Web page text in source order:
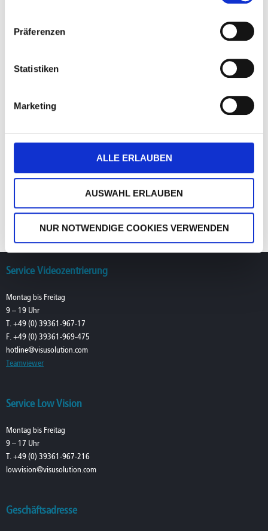
Präferenzen
Statistiken
Marketing
ALLE ERLAUBEN
AUSWAHL ERLAUBEN
NUR NOTWENDIGE COOKIES VERWENDEN
– Lizenzaktivierungen und Freischaltungen
Buchhaltung sind in unseren
Ab dem 2. Januar 2024 sind wir wieder in
Geschäftszeiten für Sie da.
Nutzen auch Sie die Zeit für entschleunigte
Ihr visuSolution Team
Service Videozentrierung
Montag bis Freitag
9 – 19 Uhr
T. +49 (0) 39361-967-17
F. +49 (0) 39361-969-475
hotline@visusolution.com
Teamviewer
Service Low Vision
Montag bis Freitag
9 – 17 Uhr
T. +49 (0) 39361-967-216
lowvision@visusolution.com
Geschäftsadresse